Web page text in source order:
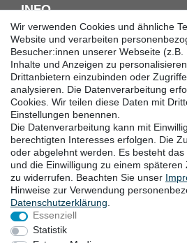
INFO
Downloadcenter
Batterieentsorgung
Hilfe
Termine
Erklärung zur Barrierefreiheit
KONTAKT
Goebel GmbH
Mühlenstraße 2-4
40699 Erkrath
Deutschland
Telefon: +49 (0) 211 24 50 00 129
von Montag bis Freitag 10:00-
Wir verwenden Cookies und ähnliche
Website und verarbeiten
Besucher:innen unserer Webseite (z.B.
Inhalte und Anzeigen zu
Drittanbietern einzubinden oder
analysieren. Die Datenverarbeitung
Cookies. Wir teilen diese Daten mit
Einstellungen benennen.
Die Datenverarbeitung kann mit
berechtigten Interesses erfolgen. Die
oder abgelehnt werden. Es besteht
und die Einwilligung zu einem
zu widerrufen. Beachten Sie unser
Hinweise zur Verwendung
Daten­schutz­erklärung
Essenziell
Statistik